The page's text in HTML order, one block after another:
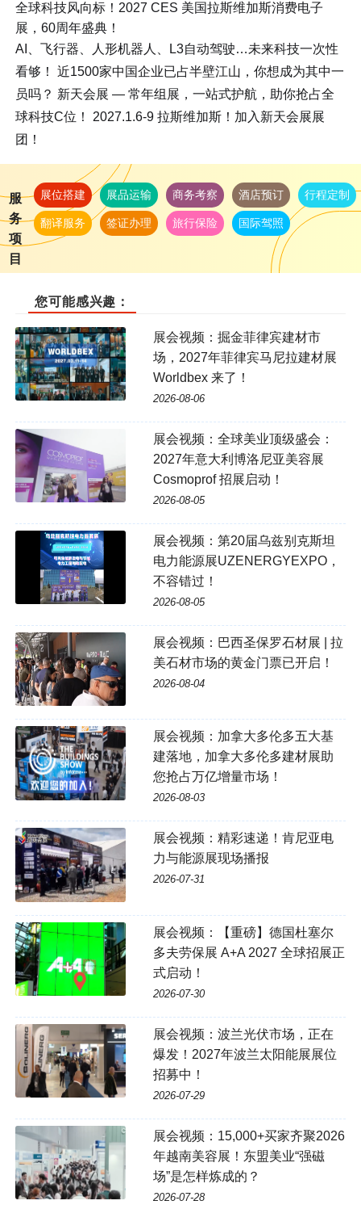
全球科技风向标！2027 CES 美国拉斯维加斯消费电子
展，60周年盛典！
AI、飞行器、人形机器人、L3自动驾驶…未来科技一次性
看够！ 近1500家中国企业已占半壁江山，你想成为其中一
员吗？ 新天会展 — 常年组展，一站式护航，助你抢占全
球科技C位！ 2027.1.6-9 拉斯维加斯！加入新天会展展
团！
服
务
项
目
展位搭建 展品运输 商务考察 酒店预订 行程定制
翻译服务 签证办理 旅行保险 国际驾照
您可能感兴趣：
展会视频：掘金菲律宾建材市
场，2027年菲律宾马尼拉建材展
Worldbex 来了！
2026-08-06
展会视频：全球美业顶级盛会：
2027年意大利博洛尼亚美容展
Cosmoprof 招展启动！
2026-08-05
展会视频：第20届乌兹别克斯坦
电力能源展UZENERGYEXPO，
不容错过！
2026-08-05
展会视频：巴西圣保罗石材展 | 拉
美石材市场的黄金门票已开启！
2026-08-04
展会视频：加拿大多伦多五大基
建落地，加拿大多伦多建材展助
您抢占万亿增量市场！
2026-08-03
展会视频：精彩速递！肯尼亚电
力与能源展现场播报
2026-07-31
展会视频：【重磅】德国杜塞尔
多夫劳保展 A+A 2027 全球招展正
式启动！
2026-07-30
展会视频：波兰光伏市场，正在
爆发！2027年波兰太阳能展展位
招募中！
2026-07-29
展会视频：15,000+买家齐聚2026
年越南美容展！东盟美业“强磁
场”是怎样炼成的？
2026-07-28